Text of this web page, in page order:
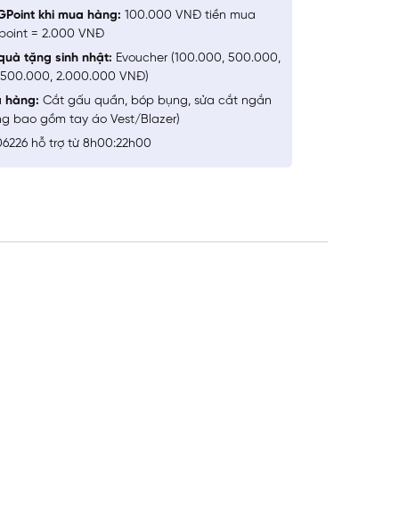
khi mua hàng: 100.000 VNĐ tiền mua
= 2.000 VNĐ
tặng sinh nhật: Evoucher (100.000, 500.000,
2.000.000 VNĐ)
hàng: Cắt gấu quần, bóp bụng, sửa cắt ngắn
bao gồm tay áo Vest/Blazer)
hỗ trợ từ 8h00:22h00